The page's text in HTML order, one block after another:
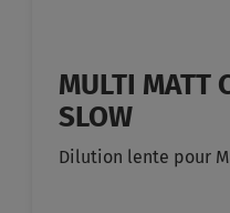
MULTI MATT
SLOW
Dilution lente pour